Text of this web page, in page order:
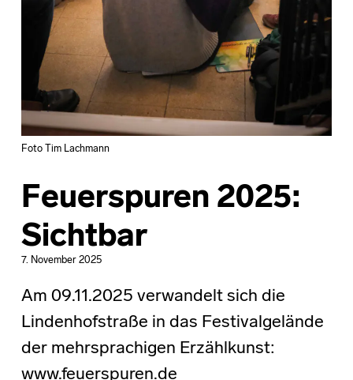
Foto Tim Lachmann
Feuerspuren 2025:
Sichtbar
7. November 2025
Am 09.11.2025 verwandelt sich die
Lindenhofstraße in das Festivalgelände
der mehrsprachigen Erzählkunst:
www.feuerspuren.de